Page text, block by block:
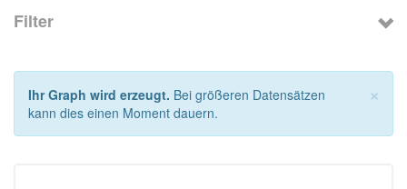
Filter
×
Ihr Graph wird erzeugt. Bei größeren Datensätzen
kann dies einen Moment dauern.